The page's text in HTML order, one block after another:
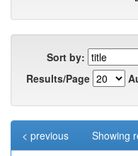
Sort by:
Results/Page
Showing
< previous